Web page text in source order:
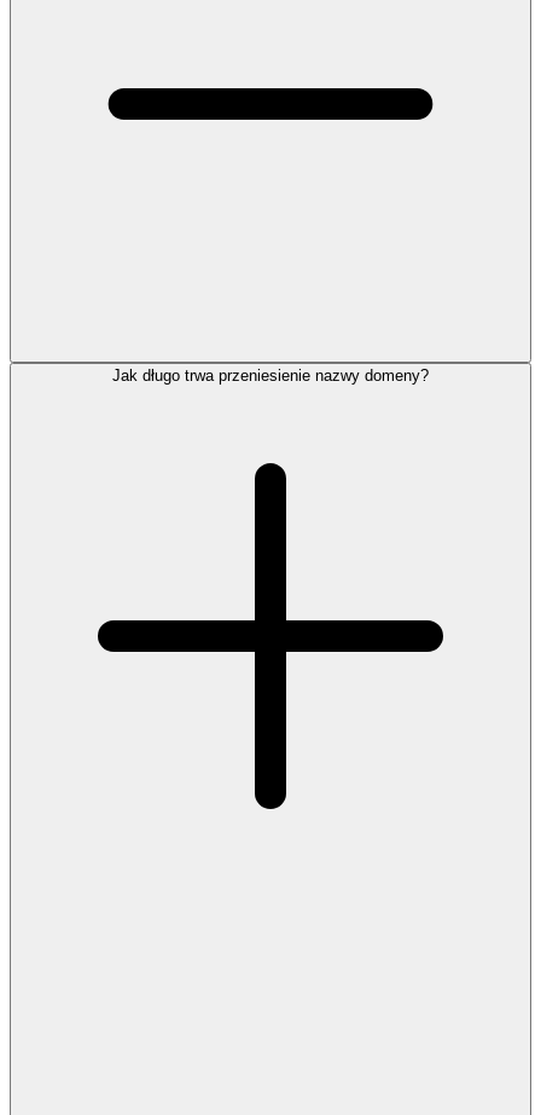
Jak długo trwa przeniesienie nazwy domeny?